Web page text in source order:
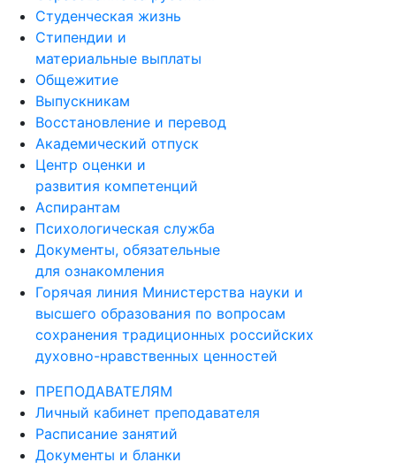
Студенческая жизнь
Стипендии и
материальные выплаты
Общежитие
Выпускникам
Восстановление и перевод
Академический отпуск
Центр оценки и
развития компетенций
Аспирантам
Психологическая служба
Документы, обязательные
для ознакомления
Горячая линия Министерства науки и
высшего образования по вопросам
сохранения традиционных российских
духовно-нравственных ценностей
ПРЕПОДАВАТЕЛЯМ
Личный кабинет преподавателя
Расписание занятий
Документы и бланки